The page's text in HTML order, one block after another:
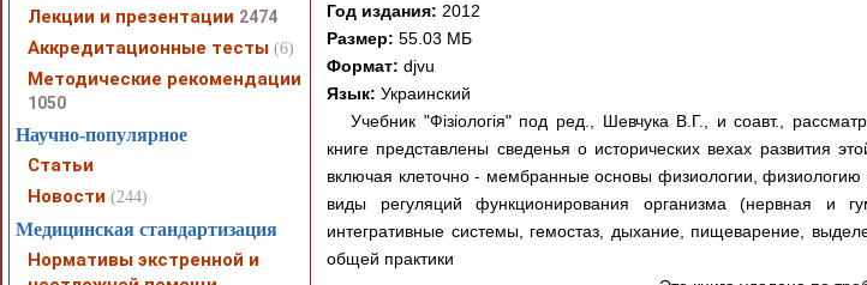
Год издания: 2012
Размер: 55.03 МБ
Формат: djvu
Язык: Украинский
Учебник "Фізіологія" под ред., Шевчука В.Г., и соавт.,
книге представлены сведенья о исторических вехах развития
включая клеточно - мембранные основы физиологии, физиологию
виды регуляций функционирования организма (нервная и
интегративные системы, гемостаз, дыхание, пищеварение,
общей практики
Лекции и презентации 2474
Аккредитационные тесты (6)
Методические рекомендации
1050
Научно-популярное
Статьи
Новости (244)
Медицинская стандартизация
Нормативы экстренной и